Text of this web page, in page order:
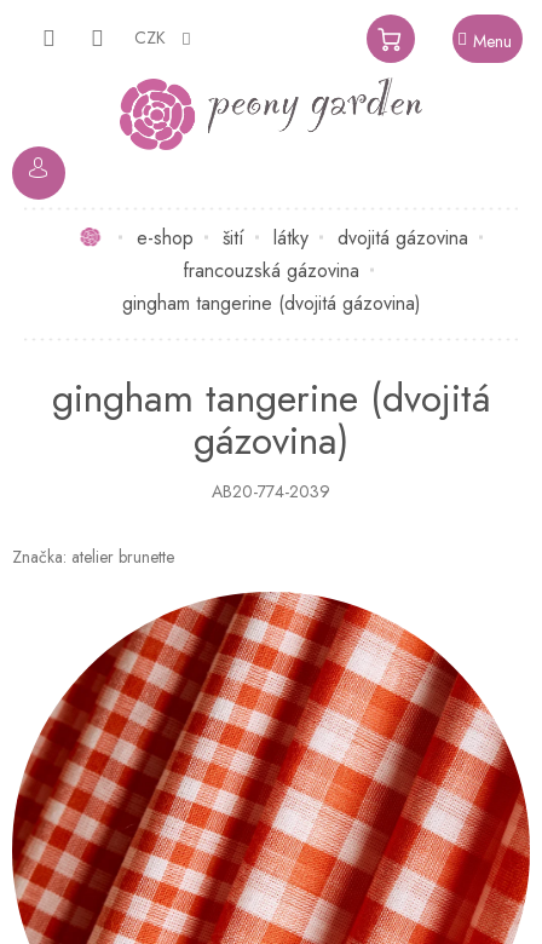
CZK
NÁKUPNÍ
KOŠÍK
Domůe-shop šití látky
dvojitá gázovina
francouzská gázovina
gingham tangerine (dvojitá gázovina)
gingham tangerine (dvojitá
gázovina)
AB20-774-2039
Značka: atelier brunette